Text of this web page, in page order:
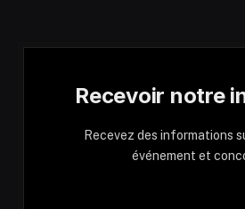
Recevoir notre
Recevez des informations
événement et